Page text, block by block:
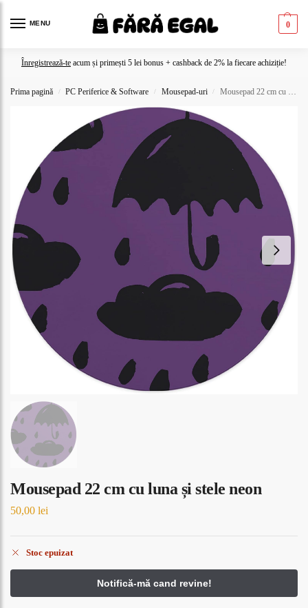
MENU 0
Înregistrează-te acum și primești 5 lei bonus + cashback de 2% la fiecare achiziție!
Prima pagină / PC Periferice & Software / Mousepad-uri / Mousepad 22 cm cu luna și stele neon
Mousepad 22 cm cu luna și stele neon
50,00 lei
Stoc epuizat